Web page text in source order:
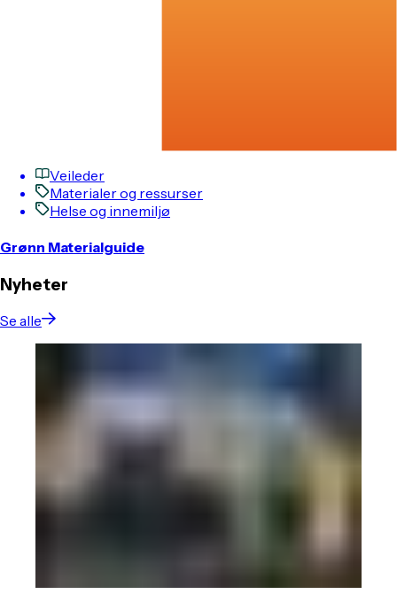
Veileder
Materialer og ressurser
Helse og innemiljø
Grønn Materialguide
Nyheter
Se alle